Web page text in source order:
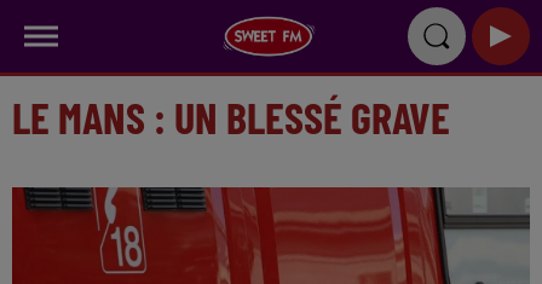
LE MANS : UN BLESSÉ GRAVE